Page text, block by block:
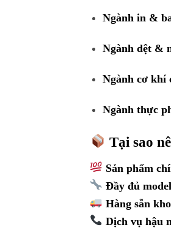
Ngành in &
Ngành dệt &
Ngành cơ khí
Ngành thực
Tại sao
Sản phẩm
Đầy đủ
Hàng sẵn
Dịch vụ hậu